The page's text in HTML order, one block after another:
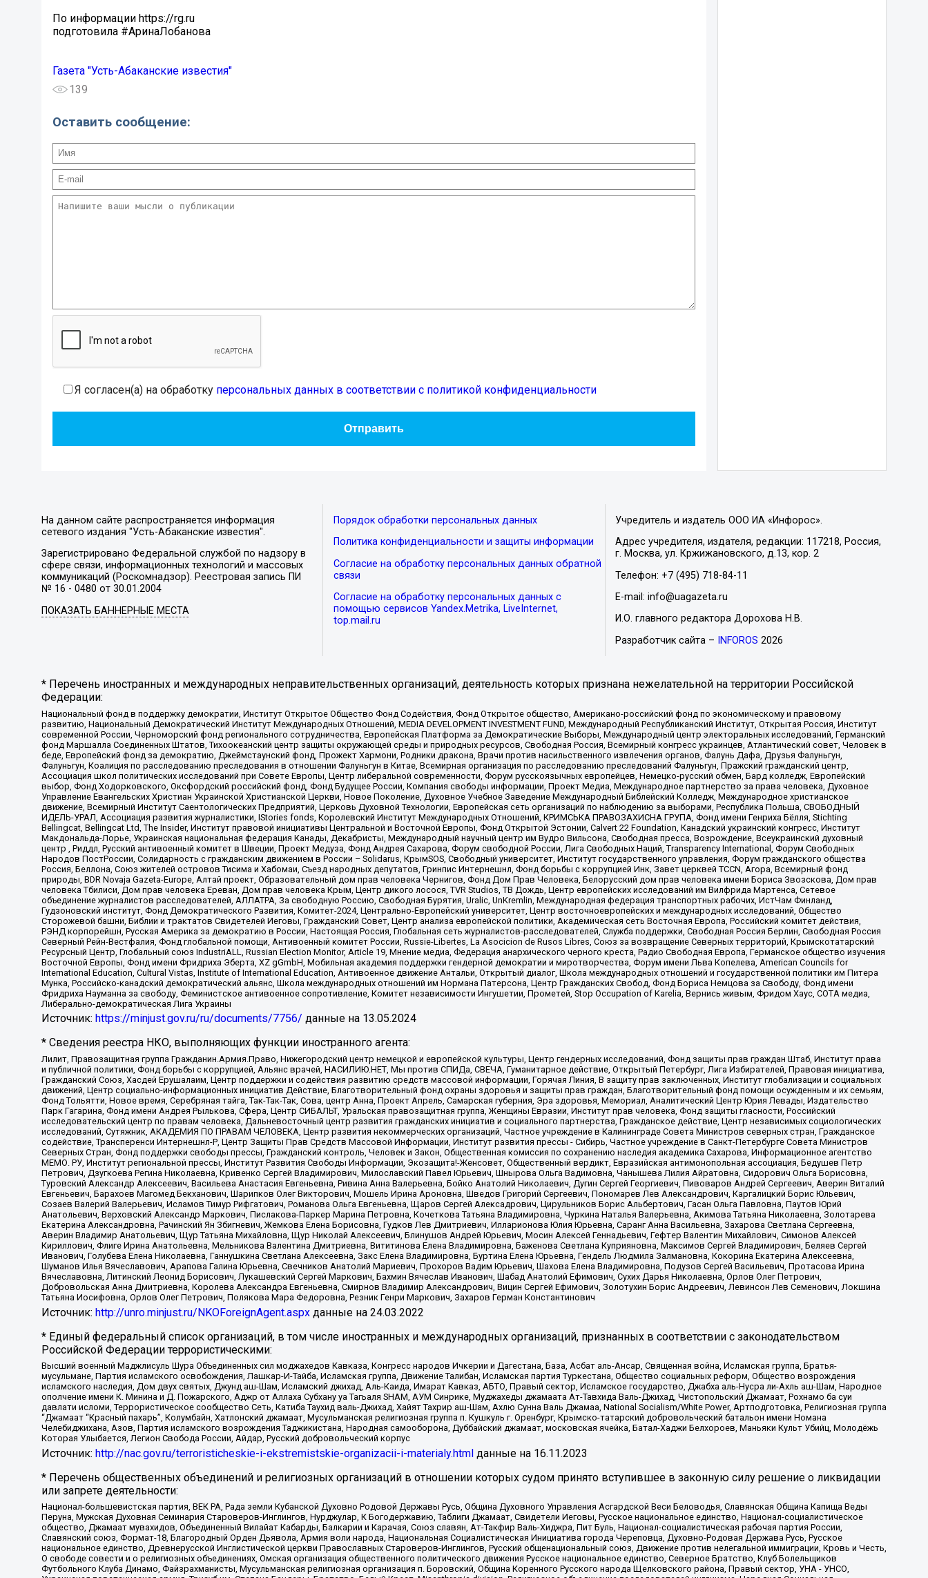
По информации https://rg.ru
подготовила #АринаЛобанова
Газета "Усть-Абаканские известия"
139
Оставить сообщение:
Я согласен(а) на обработку персональных данных в соответствии с политикой конфиденциальности
На данном сайте распространяется информация
сетевого издания "Усть-Абаканские известия".
Зарегистрировано Федеральной службой по надзору в
сфере связи, информационных технологий и массовых
коммуникаций (Роскомнадзор). Реестровая запись ПИ
№ 16 - 0480 от 30.01.2004
ПОКАЗАТЬ БАННЕРНЫЕ МЕСТА
Порядок обработки персональных данных
Политика конфиденциальности и защиты информации
Согласие на обработку персональных данных обратной
связи
Согласие на обработку персональных данных с
помощью сервисов Yandex.Metrika, LiveInternet,
top.mail.ru
Учредитель и издатель ООО ИА «Инфорос».
Адрес учредителя, издателя, редакции: 117218, Россия,
г. Москва, ул. Кржижановского, д.13, кор. 2
Телефон: +7 (495) 718-84-11
E-mail: info@uagazeta.ru
И.О. главного редактора Дорохова Н.В.
Разработчик сайта –
INFOROS 2026
* Перечень иностранных и международных неправительственных организаций, деятельность которых признана нежелательной на территории Российской
Федерации:
Национальный фонд в поддержку демократии, Институт Открытое Общество Фонд Содействия, Фонд Открытое общество, Американо-российский фонд по экономическому и правовому
развитию, Национальный Демократический Институт Международных Отношений, MEDIA DEVELOPMENT INVESTMENT FUND, Международный Республиканский Институт, Открытая Россия, Институт
современной России, Черноморский фонд регионального сотрудничества, Европейская Платформа за Демократические Выборы, Международный центр электоральных исследований, Германский
фонд Маршалла Соединенных Штатов, Тихоокеанский центр защиты окружающей среды и природных ресурсов, Свободная Россия, Всемирный конгресс украинцев, Атлантический совет, Человек в
беде, Европейский фонд за демократию, Джеймстаунский фонд, Прожект Хармони, Родники дракона, Врачи против насильственного извлечения органов, Фалунь Дафа, Друзья Фалуньгун,
Фалуньгун, Коалиция по расследованию преследования в отношении Фалуньгун в Китае, Всемирная организация по расследованию преследований Фалуньгун, Пражский гражданский центр,
Ассоциация школ политических исследований при Совете Европы, Центр либеральной современности, Форум русскоязычных европейцев, Немецко-русский обмен, Бард колледж, Европейский
выбор, Фонд Ходорковского, Оксфордский российский фонд, Фонд Будущее России, Компания свободы информации, Проект Медиа, Международное партнерство за права человека, Духовное
Управление Евангельских Христиан Украинской Христианской Церкви, Новое Поколение, Духовное Учебное Заведение Международный Библейский Колледж, Международное христианское
движение, Всемирный Институт Саентологических Предприятий, Церковь Духовной Технологии, Европейская сеть организаций по наблюдению за выборами, Республика Польша, СВОБОДНЫЙ
ИДЕЛЬ-УРАЛ, Ассоциация развития журналистики, IStories fonds, Королевский Институт Международных Отношений, КРИМСЬКА ПРАВОЗАХИСНА ГРУПА, Фонд имени Генриха Бёлля, Stichting
Bellingcat, Bellingcat Ltd, The Insider, Институт правовой инициативы Центральной и Восточной Европы, Фонд Открытой Эстонии, Calvert 22 Foundation, Канадский украинский конгресс, Институт
Макдональда-Лорье, Украинская национальная федерация Канады, Декабристы, Международный научный центр им Вудро Вильсона, Свободная пресса, Возрождение, Всеукраинский духовный
центр , Риддл, Русский антивоенный комитет в Швеции, Проект Медуза, Фонд Андрея Сахарова, Форум свободной России, Лига Свободных Наций, Transparеncy International, Форум Свободных
Народов ПостРоссии, Солидарность с гражданским движением в России – Solidarus, КрымSOS, Свободный университет, Институт государственного управления, Форум гражданского общества
Россия, Беллона, Союз жителей островов Тисима и Хабомаи, Съезд народных депутатов, Гринпис Интернешнл, Фонд борьбы с коррупцией Инк, Завет церквей TCCN, Агора, Всемирный фонд
природы, BDR Novaja Gazeta-Europe, Алтай проект, Образовательный дом прав человека Чернигов, Фонд Дом Прав Человека, Белорусский дом прав человека имени Бориса Звозскова, Дом прав
человека Тбилиси, Дом прав человека Ереван, Дом прав человека Крым, Центр дикого лосося, TVR Studios, ТВ Дождь, Центр европейских исследований им Вилфрида Мартенса, Сетевое
объединение журналистов расследователей, АЛЛАТРА, За свободную Россию, Свободная Бурятия, Uralic, UnKremlin, Международная федерация транспортных рабочих, ИстЧам Финланд,
Гудзоновский институт, Фонд Демократического Развития, Комитет-2024, Центрально-Европейский университет, Центр восточноевропейских и международных исследований, Общество
Сторожевой башни, Библии и трактатов Свидетелей Иеговы, Гражданский Совет, Центр анализа европейской политики, Академическая сеть Восточная Европа, Российский комитет действия,
РЭНД корпорейшн, Русская Америка за демократию в России, Настоящая Россия, Глобальная сеть журналистов-расследователей, Служба поддержки, Свободная Россия Берлин, Свободная Россия
Северный Рейн-Вестфалия, Фонд глобальной помощи, Антивоенный комитет России, Russie-Libertes, La Asocicion de Rusos Libres, Союз за возвращение Северных территорий, Крымскотатарский
Ресурсный Центр, Глобальный союз IndustriALL, Russian Election Monitor, Article 19, Мнение медиа, Федерация анархического черного креста, Радио Свободная Европа, Германское общество изучения
Восточной Европы, Фонд имени Фридриха Эберта, XZ gGmbH, Мобильная академия поддержки гендерной демократии и миротворчества, Форум имени Льва Копелева, American Councils for
International Education, Cultural Vistas, Institute of International Education, Антивоенное движение Антальи, Открытый диалог, Школа международных отношений и государственной политики им Питера
Мунка, Российско-канадский демократический альянс, Школа международных отношений им Нормана Патерсона, Центр Гражданских Свобод, Фонд Бориса Немцова за Свободу, Фонд имени
Фридриха Науманна за свободу, Феминистское антивоенное сопротивление, Комитет независимости Ингушетии, Прометей, Stop Occupation of Karelia, Вернись живым, Фридом Хаус, СОТА медиа,
Либерально-демократическая Лига Украины
Источник: https://minjust.gov.ru/ru/documents/7756/ данные на 13.05.2024
* Сведения реестра НКО, выполняющих функции иностранного агента:
Лилит, Правозащитная группа Гражданин.Армия.Право, Нижегородский центр немецкой и европейской культуры, Центр гендерных исследований, Фонд защиты прав граждан Штаб, Институт права
и публичной политики, Фонд борьбы с коррупцией, Альянс врачей, НАСИЛИЮ.НЕТ, Мы против СПИДа, СВЕЧА, Гуманитарное действие, Открытый Петербург, Лига Избирателей, Правовая инициатива,
Гражданский Союз, Хасдей Ерушалаим, Центр поддержки и содействия развитию средств массовой информации, Горячая Линия, В защиту прав заключенных, Институт глобализации и социальных
движений, Центр социально-информационных инициатив Действие, Благотворительный фонд охраны здоровья и защиты прав граждан, Благотворительный фонд помощи осужденным и их семьям,
Фонд Тольятти, Новое время, Серебряная тайга, Так-Так-Так, Сова, центр Анна, Проект Апрель, Самарская губерния, Эра здоровья, Мемориал, Аналитический Центр Юрия Левады, Издательство
Парк Гагарина, Фонд имени Андрея Рылькова, Сфера, Центр СИБАЛЬТ, Уральская правозащитная группа, Женщины Евразии, Институт прав человека, Фонд защиты гласности, Российский
исследовательский центр по правам человека, Дальневосточный центр развития гражданских инициатив и социального партнерства, Гражданское действие, Центр независимых социологических
исследований, Сутяжник, АКАДЕМИЯ ПО ПРАВАМ ЧЕЛОВЕКА, Центр развития некоммерческих организаций, Частное учреждение в Калининграде Совета Министров северных стран, Гражданское
содействие, Трансперенси Интернешнл-Р, Центр Защиты Прав Средств Массовой Информации, Институт развития прессы - Сибирь, Частное учреждение в Санкт-Петербурге Совета Министров
Северных Стран, Фонд поддержки свободы прессы, Гражданский контроль, Человек и Закон, Общественная комиссия по сохранению наследия академика Сахарова, Информационное агентство
МЕМО. РУ, Институт региональной прессы, Институт Развития Свободы Информации, Экозащита!-Женсовет, Общественный вердикт, Евразийская антимонопольная ассоциация, Бедушев Петр
Петрович, Дзугкоева Регина Николаевна, Кривенко Сергей Владимирович, Милославский Павел Юрьевич, Шнырова Ольга Вадимовна, Чанышева Лилия Айратовна, Сидорович Ольга Борисовна,
Туровский Александр Алексеевич, Васильева Анастасия Евгеньевна, Ривина Анна Валерьевна, Бойко Анатолий Николаевич, Дугин Сергей Георгиевич, Пивоваров Андрей Сергеевич, Аверин Виталий
Евгеньевич, Барахоев Магомед Бекханович, Шарипков Олег Викторович, Мошель Ирина Ароновна, Шведов Григорий Сергеевич, Пономарев Лев Александрович, Каргалицкий Борис Юльевич,
Созаев Валерий Валерьевич, Исламов Тимур Рифгатович, Романова Ольга Евгеньевна, Щаров Сергей Алексадрович, Цирульников Борис Альбертович, Гасан Ольга Павловна, Паутов Юрий
Анатольевич, Верховский Александр Маркович, Пислакова-Паркер Марина Петровна, Кочеткова Татьяна Владимировна, Чуркина Наталья Валерьевна, Акимова Татьяна Николаевна, Золотарева
Екатерина Александровна, Рачинский Ян Збигневич, Жемкова Елена Борисовна, Гудков Лев Дмитриевич, Илларионова Юлия Юрьевна, Саранг Анна Васильевна, Захарова Светлана Сергеевна,
Аверин Владимир Анатольевич, Щур Татьяна Михайловна, Щур Николай Алексеевич, Блинушов Андрей Юрьевич, Мосин Алексей Геннадьевич, Гефтер Валентин Михайлович, Симонов Алексей
Кириллович, Флиге Ирина Анатольевна, Мельникова Валентина Дмитриевна, Вититинова Елена Владимировна, Баженова Светлана Куприяновна, Максимов Сергей Владимирович, Беляев Сергей
Иванович, Голубева Елена Николаевна, Ганнушкина Светлана Алексеевна, Закс Елена Владимировна, Буртина Елена Юрьевна, Гендель Людмила Залмановна, Кокорина Екатерина Алексеевна,
Шуманов Илья Вячеславович, Арапова Галина Юрьевна, Свечников Анатолий Мариевич, Прохоров Вадим Юрьевич, Шахова Елена Владимировна, Подузов Сергей Васильевич, Протасова Ирина
Вячеславовна, Литинский Леонид Борисович, Лукашевский Сергей Маркович, Бахмин Вячеслав Иванович, Шабад Анатолий Ефимович, Сухих Дарья Николаевна, Орлов Олег Петрович,
Добровольская Анна Дмитриевна, Королева Александра Евгеньевна, Смирнов Владимир Александрович, Вицин Сергей Ефимович, Золотухин Борис Андреевич, Левинсон Лев Семенович, Локшина
Татьяна Иосифовна, Орлов Олег Петрович, Полякова Мара Федоровна, Резник Генри Маркович, Захаров Герман Константинович
Источник: http://unro.minjust.ru/NKOForeignAgent.aspx данные на 24.03.2022
* Единый федеральный список организаций, в том числе иностранных и международных организаций, признанных в соответствии с законодательством
Российской Федерации террористическими:
Высший военный Маджлисуль Шура Объединенных сил моджахедов Кавказа, Конгресс народов Ичкерии и Дагестана, База, Асбат аль-Ансар, Священная война, Исламская группа, Братья-
мусульмане, Партия исламского освобождения, Лашкар-И-Тайба, Исламская группа, Движение Талибан, Исламская партия Туркестана, Общество социальных реформ, Общество возрождения
исламского наследия, Дом двух святых, Джунд аш-Шам, Исламский джихад, Аль-Каида, Имарат Кавказ, АБТО, Правый сектор, Исламское государство, Джабха аль-Нусра ли-Ахль аш-Шам, Народное
ополчение имени К. Минина и Д. Пожарского, Аджр от Аллаха Субхану уа Тагьаля SHAM, АУМ Синрике, Муджахеды джамаата Ат-Тавхида Валь-Джихад, Чистопольский Джамаат, Рохнамо ба суи
давлати исломи, Террористическое сообщество Сеть, Катиба Таухид валь-Джихад, Хайят Тахрир аш-Шам, Ахлю Сунна Валь Джамаа, National Socialism/White Power, Артподготовка, Религиозная группа
“Джамаат “Красный пахарь”, Колумбайн, Хатлонский джамаат, Мусульманская религиозная группа п. Кушкуль г. Оренбург, Крымско-татарский добровольческий батальон имени Номана
Челебиджихана, Азов, Партия исламского возрождения Таджикистана, Народная самооборона, Дуббайский джамаат, московская ячейка, Батал-Хаджи Белхороев, Маньяки Культ Убийц, Молодёжь
Которая Улыбается, Легион Свобода России, Айдар, Русский добровольческий корпус
Источник: http://nac.gov.ru/terroristicheskie-i-ekstremistskie-organizacii-i-materialy.html данные на 16.11.2023
* Перечень общественных объединений и религиозных организаций в отношении которых судом принято вступившее в законную силу решение о ликвидации
или запрете деятельности:
Национал-большевистская партия, ВЕК РА, Рада земли Кубанской Духовно Родовой Державы Русь, Община Духовного Управления Асгардской Веси Беловодья, Славянская Община Капища Веды
Перуна, Мужская Духовная Семинария Староверов-Инглингов, Нурджулар, К Богодержавию, Таблиги Джамаат, Свидетели Иеговы, Русское национальное единство, Национал-социалистическое
общество, Джамаат мувахидов, Объединенный Вилайат Кабарды, Балкарии и Карачая, Союз славян, Ат-Такфир Валь-Хиджра, Пит Буль, Национал-социалистическая рабочая партия России,
Славянский союз, Формат-18, Благородный Орден Дьявола, Армия воли народа, Национальная Социалистическая Инициатива города Череповца, Духовно-Родовая Держава Русь, Русское
национальное единство, Древнерусской Инглистической церкви Православных Староверов-Инглингов, Русский общенациональный союз, Движение против нелегальной иммиграции, Кровь и Честь,
О свободе совести и о религиозных объединениях, Омская организация общественного политического движения Русское национальное единство, Северное Братство, Клуб Болельщиков
Футбольного Клуба Динамо, Файзрахманисты, Мусульманская религиозная организация п. Боровский, Община Коренного Русского народа Щелковского района, Правый сектор, УНА - УНСО,